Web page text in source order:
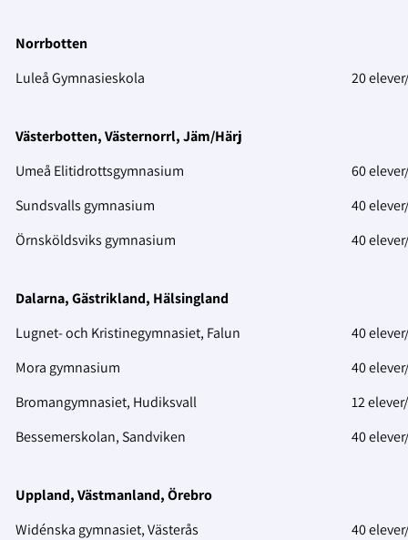
Norrbotten
Luleå Gymnasieskola
20
Västerbotten, Västernorrl, Jäm/Härj
Umeå Elitidrottsgymnasium
60
Sundsvalls gymnasium
40
Örnsköldsviks gymnasium
40
Dalarna, Gästrikland, Hälsingland
Lugnet- och Kristinegymnasiet, Falun
40
Mora gymnasium
40
Bromangymnasiet, Hudiksvall
12
Bessemerskolan, Sandviken
40
Uppland, Västmanland, Örebro
Widénska gymnasiet, Västerås
40